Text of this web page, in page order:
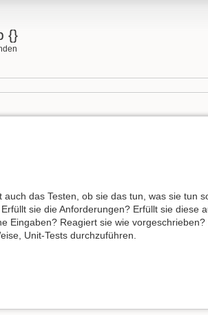
{}
das Testen, ob sie das tun, was sie tun
sie die Anforderungen? Erfüllt sie
Eingaben? Reagiert sie wie
Unit-Tests durchzuführen.